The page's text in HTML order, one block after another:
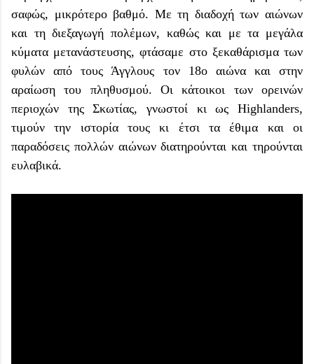
σαφώς, μικρότερο βαθμό. Με τη διαδοχή των αιώνων
και τη διεξαγωγή πολέμων, καθώς και με τα μεγάλα
κύματα μετανάστευσης, φτάσαμε στο ξεκαθάρισμα των
φυλών από τους Άγγλους τον 18ο αιώνα και στην
αραίωση του πληθυσμού. Οι κάτοικοι των ορεινών
περιοχών της Σκωτίας, γνωστοί κι ως Highlanders,
τιμούν την ιστορία τους κι έτσι τα έθιμα και οι
παραδόσεις πολλών αιώνων διατηρούνται και τηρούνται
ευλαβικά.